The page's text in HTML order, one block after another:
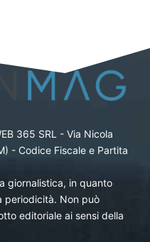
365 SRL - Via Nicola
- Codice Fiscale e Partita
giornalistica, in quanto
periodicità. Non può
editoriale ai sensi della